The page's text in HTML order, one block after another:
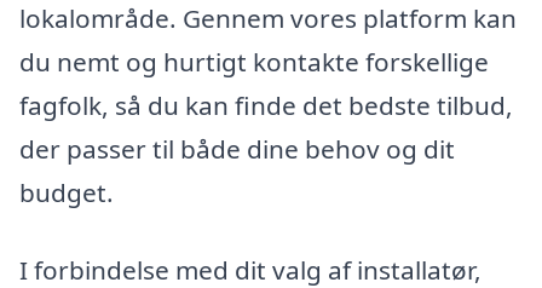
lokalområde. Gennem vores platform kan
du nemt og hurtigt kontakte forskellige
fagfolk, så du kan finde det bedste tilbud,
der passer til både dine behov og dit
budget.
I forbindelse med dit valg af installatør,